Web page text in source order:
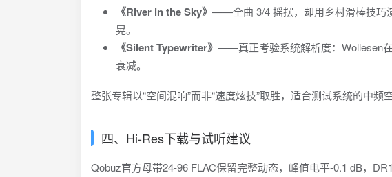
《River in the Sky》 ——全曲 3/4 摇摆，却用乡村滑棒技巧
晃。
《Silent Typewriter》 ——真正考验系统解析度：Wollesen
衰减。
整张专辑以“空间混响”而非“速度炫技”取胜，适合测试系统的中频
四、Hi-Res下载与试听建议
Qobuz官方母带24-96 FLAC保留完整动态，峰值电平-0.1 dB，